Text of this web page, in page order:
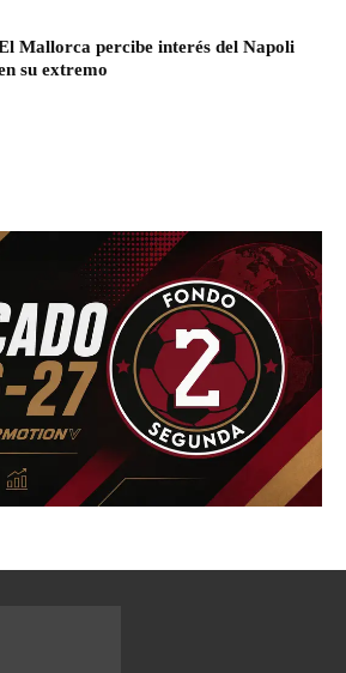
Mallorca percibe interés del Napoli
su extremo